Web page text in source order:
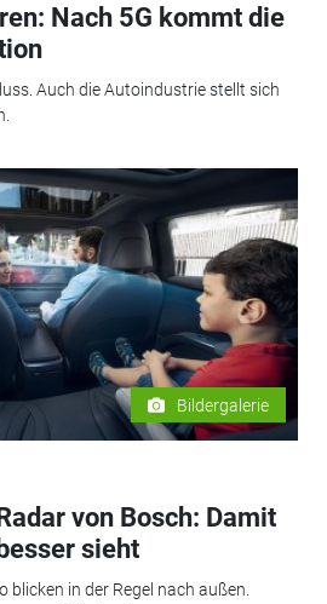
Nach 5G kommt die
Auch die Autoindustrie stellt sich
Bildergalerie
von Bosch: Damit
sieht
blicken in der Regel nach außen.